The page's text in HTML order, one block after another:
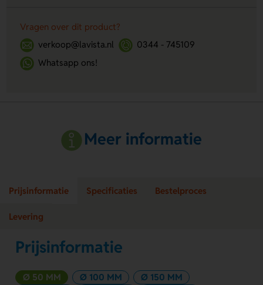
Vragen over dit product?
verkoop@lavista.nl
0344 - 745109
Whatsapp ons!
Meer informatie
Prijsinformatie Specificaties Bestelproces
Levering
Prijsinformatie
Ø 50 MM Ø 100 MM
Ø 150 MM